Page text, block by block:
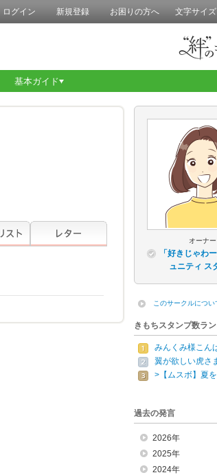
ログイン 新規登録 お困りの方へ 文字サイズ
基本ガイド
オーナー
「好きじゃわ
ュニティ ス
このサークルについ
きもちスタンプ数ラ
みんくみ様こん
翼が欲しい虎さ
>【ムスボ】夏
過去の発言
2026年
2025年
2024年